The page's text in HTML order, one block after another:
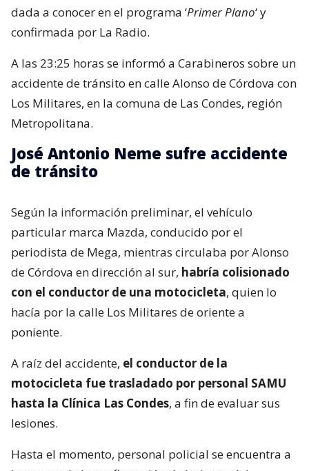
dada a conocer en el programa ‘Primer Plano‘ y
confirmada por La Radio.
A las 23:25 horas se informó a Carabineros sobre un
accidente de tránsito en calle Alonso de Córdova con
Los Militares, en la comuna de Las Condes, región
Metropolitana.
José Antonio Neme sufre accidente
de tránsito
Según la información preliminar, el vehículo
particular marca Mazda, conducido por el
periodista de Mega, mientras circulaba por Alonso
de Córdova en dirección al sur, habría colisionado
con el conductor de una motocicleta, quien lo
hacía por la calle Los Militares de oriente a
poniente.
A raíz del accidente, el conductor de la
motocicleta fue trasladado por personal SAMU
hasta la Clínica Las Condes, a fin de evaluar sus
lesiones.
Hasta el momento, personal policial se encuentra a